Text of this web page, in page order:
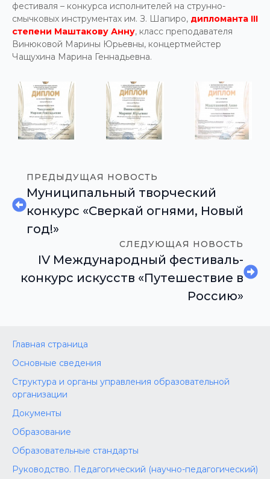
фестиваля – конкурса исполнителей на струнно-
смычковых инструментах им. З. Шапиро, дипломанта III
степени Маштакову Анну, класс преподавателя
Винюковой Марины Юрьевны, концертмейстер
Чащухина Марина Геннадьевна.
ПРЕДЫДУЩАЯ НОВОСТЬ
Муниципальный творческий
конкурс «Сверкай огнями, Новый
год!»
СЛЕДУЮЩАЯ НОВОСТЬ
IV Международный фестиваль-
конкурс искусств «Путешествие в
Россию»
Главная страница
Основные сведения
Структура и органы управления образовательной
организации
Документы
Образование
Образовательные стандарты
Руководство. Педагогический (научно-педагогический)